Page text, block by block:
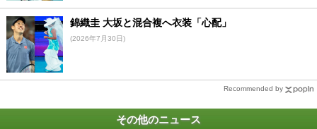
錦織圭 大坂と混合複へ衣装「心配」
(2026年7月30日)
Recommended by
その他のニュース